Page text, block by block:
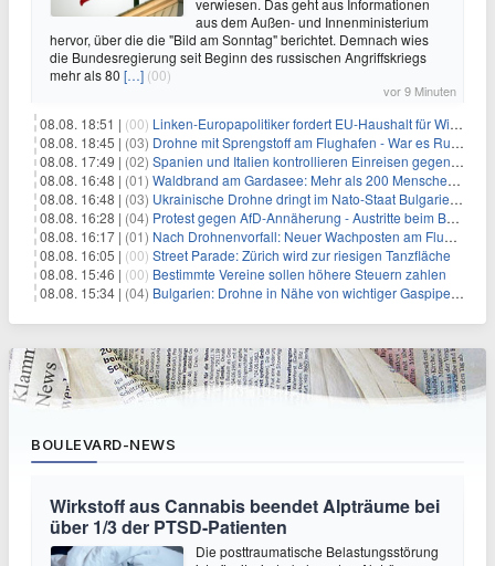
verwiesen. Das geht aus Informationen
aus dem Außen- und Innenministerium
hervor, über die die "Bild am Sonntag" berichtet. Demnach wies
die Bundesregierung seit Beginn des russischen Angriffskriegs
mehr als 80 […] (00)
vor 9 Minuten
08.08. 18:51 | (00) Linken-Europapolitiker fordert EU-Haushalt für Wirtschaftsumbau
08.08. 18:45 | (03) Drohne mit Sprengstoff am Flughafen - War es Russland?
08.08. 17:49 | (02) Spanien und Italien kontrollieren Einreisen gegenseitig
08.08. 16:48 | (01) Waldbrand am Gardasee: Mehr als 200 Menschen evakuiert
08.08. 16:48 | (03) Ukrainische Drohne dringt im Nato-Staat Bulgarien ein
08.08. 16:28 | (04) Protest gegen AfD-Annäherung - Austritte beim BSW Sachsen-Anhalt
08.08. 16:17 | (01) Nach Drohnenvorfall: Neuer Wachposten am Flughafen
08.08. 16:05 | (00) Street Parade: Zürich wird zur riesigen Tanzfläche
08.08. 15:46 | (00) Bestimmte Vereine sollen höhere Steuern zahlen
08.08. 15:34 | (04) Bulgarien: Drohne in Nähe von wichtiger Gaspipeline explodiert
BOULEVARD-NEWS
Wirkstoff aus Cannabis beendet Alpträume bei
über 1/3 der PTSD-Patienten
Die posttraumatische Belastungsstörung